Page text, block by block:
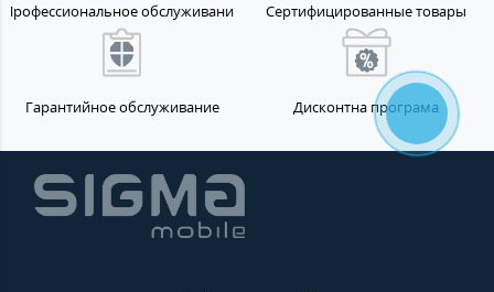
Профессиональное обслуживание Сертифицированные товары
Гарантийное обслуживание Дисконтна програма